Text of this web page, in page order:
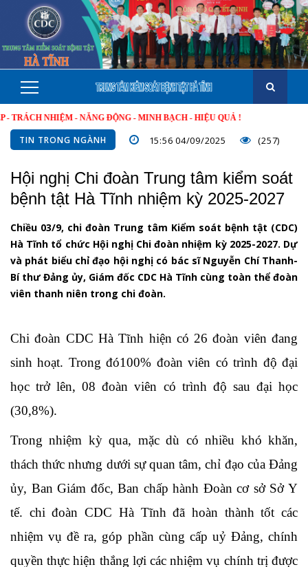
NHIỆM - NĂNG ĐỘNG - MINH BẠCH - HIỆU QUẢ !
TIN TRONG NGÀNH 15:56 04/09/2025 (257)
Hội nghị Chi đoàn Trung tâm kiểm soát
bệnh tật Hà Tĩnh nhiệm kỳ 2025-2027
Chiều 03/9, chi đoàn Trung tâm Kiểm soát bệnh tật (CDC)
Hà Tĩnh tổ chức Hội nghị Chi đoàn nhiệm kỳ 2025-2027. Dự
và phát biểu chỉ đạo hội nghị có bác sĩ Nguyễn Chí Thanh-
Bí thư Đảng ủy, Giám đốc CDC Hà Tĩnh cùng toàn thể đoàn
viên thanh niên trong chi đoàn.
Chi đoàn CDC Hà Tĩnh hiện có 26 đoàn viên đang
sinh hoạt. Trong đó100% đoàn viên có trình độ đại
học trở lên, 08 đoàn viên có trình độ sau đại học
(30,8%).
Trong nhiệm kỳ qua, mặc dù có nhiều khó khăn,
thách thức nhưng dưới sự quan tâm, chỉ đạo của Đảng
ủy, Ban Giám đốc, Ban chấp hành Đoàn cơ sở Sở Y
tế. chi đoàn CDC Hà Tĩnh đã hoàn thành tốt các
nhiệm vụ đề ra, góp phần cùng cấp uỷ Đảng, chính
quyền thực hiện thắng lợi các nhiệm vụ chính trị được